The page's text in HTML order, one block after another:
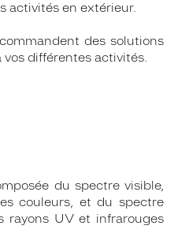
activités en extérieur.
des solutions
vos différentes activités.
du spectre visible,
couleurs, et du spectre
rayons UV et infrarouges